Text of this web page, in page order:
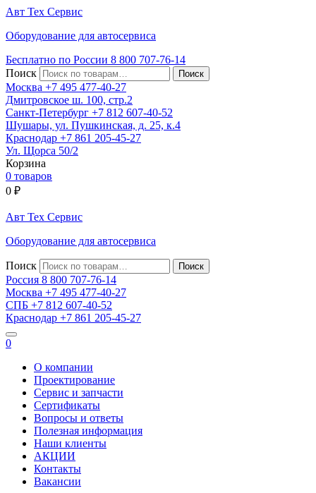
Авт Тех Сервис
Оборудование для автосервиса
Бесплатно по России 8 800 707-76-14
Поиск
Москва +7 495 477-40-27
Дмитровское ш. 100, стр.2
Санкт-Петербург +7 812 607-40-52
Шушары, ул. Пушкинская, д. 25, к.4
Краснодар +7 861 205-45-27
Ул. Щорса 50/2
Корзина
0 товаров
0 ₽
Авт Тех Сервис
Оборудование для автосервиса
Поиск
Россия 8 800 707-76-14
Москва +7 495 477-40-27
СПБ +7 812 607-40-52
Краснодар +7 861 205-45-27
0
О компании
Проектирование
Сервис и запчасти
Сертификаты
Вопросы и ответы
Полезная информация
Наши клиенты
АКЦИИ
Контакты
Вакансии